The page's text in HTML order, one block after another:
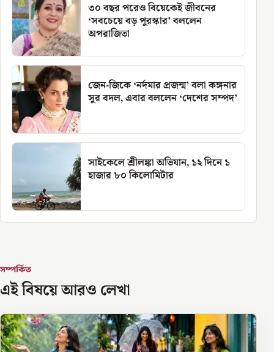
৩০ বছর পরেও বিয়েকেই জীবনের
‘সবচেয়ে বড় পুরস্কার’ বললেন
অপরাজিতা
জেন-জিকে ‘নর্দমার প্রজন্ম’ বলা কঙ্গনার
সুর বদল, এবার বললেন ‘দেশের সম্পদ’
সাইকেলে শ্রীলঙ্কা অভিযান, ১২ দিনে ১
হাজার ৮০ কিলোমিটার
সম্পর্কিত
এই বিষয়ে আরও লেখা